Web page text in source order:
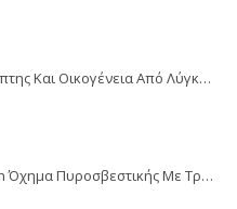
Playmobil Εικονολήπτης Και Οικογένεια Από Λύγκες 5561
Playmobil City Action Όχημα Πυροσβεστικής Με Τροχαλία Ρυμούλκησης 9466